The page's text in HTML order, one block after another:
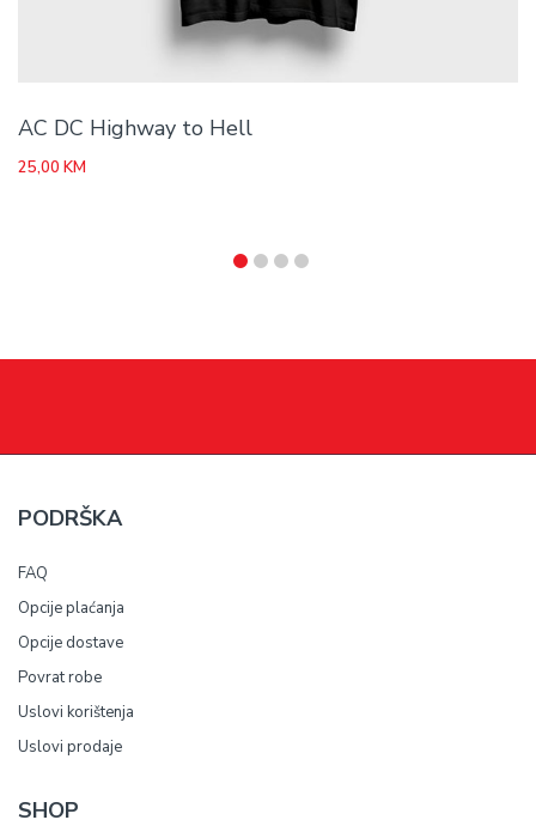
AC DC Highway to Hell
25,00 KM
PODRŠKA
FAQ
Opcije plaćanja
Opcije dostave
Povrat robe
Uslovi korištenja
Uslovi prodaje
SHOP